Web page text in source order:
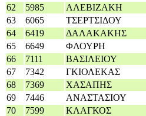
62
5985 ΑΛΕΒΙΖΑΚΗ
63
6065 ΤΣΕΡΤΣΙΔΟΥ
64
6419 ΔΑΛΑΚΑΚΗΣ
65
6649 ΦΛΟΥΡΗ
66
7111 ΒΑΣΙΛΕΙΟΥ
67
7342 ΓΚΙΟΛΕΚΑΣ
68
7369 ΧΑΣΑΠΗΣ
69
7446 ΑΝΑΣΤΑΣΙΟΥ
70
7599 ΚΛΑΓΚΟΣ